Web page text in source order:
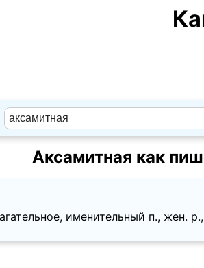
Аксамитная как
именительный п., жен.